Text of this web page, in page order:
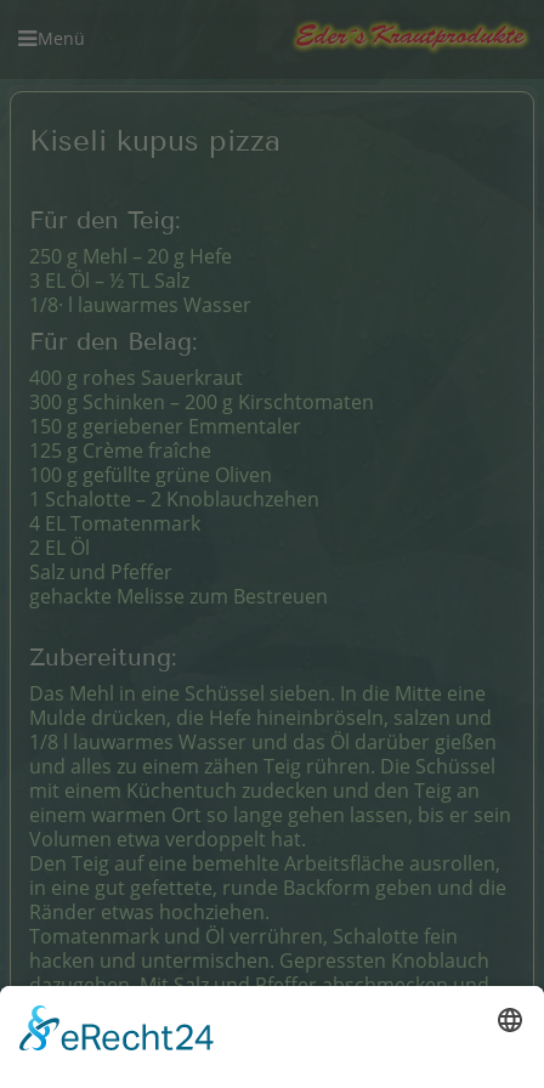
Kiseli kupus pizza
Für den Teig:
250 g Mehl – 20 g Hefe
3 EL Öl – ½ TL Salz
1/8· l lauwarmes Wasser
Für den Belag:
400 g rohes Sauerkraut
300 g Schinken – 200 g Kirschtomaten
150 g geriebener Emmentaler
125 g Crème fraîche
100 g gefüllte grüne Oliven
1 Schalotte – 2 Knoblauchzehen
4 EL Tomatenmark
2 EL Öl
Salz und Pfeffer
gehackte Melisse zum Bestreuen
Zubereitung:
Das Mehl in eine Schüssel sieben. In die Mitte eine
Mulde drücken, die Hefe hineinbröseln, salzen und
1/8 l lauwarmes Wasser und das Öl darüber gießen
und alles zu einem zähen Teig rühren. Die Schüssel
mit einem Küchentuch zudecken und den Teig an
einem warmen Ort so lange gehen lassen, bis er sein
Volumen etwa verdoppelt hat.
Den Teig auf eine bemehlte Arbeitsfläche ausrollen,
in eine gut gefettete, runde Backform geben und die
Ränder etwas hochziehen.
Tomatenmark und Öl verrühren, Schalotte fein
hacken und untermischen. Gepressten Knoblauch
dazugeben. Mit Salz und Pfeffer abschmecken und
die Masse gleichmäßig auf dem Teig verstreichen.
Sauerkraut ausdrücken und klein schneiden,
Schinken in kleine Würfel schneiden, Kirschtomaten